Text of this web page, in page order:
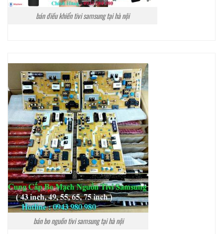
bán điều khiển tivi samsung tại hà nội
bán bo nguồn tivi samsung tại hà nội